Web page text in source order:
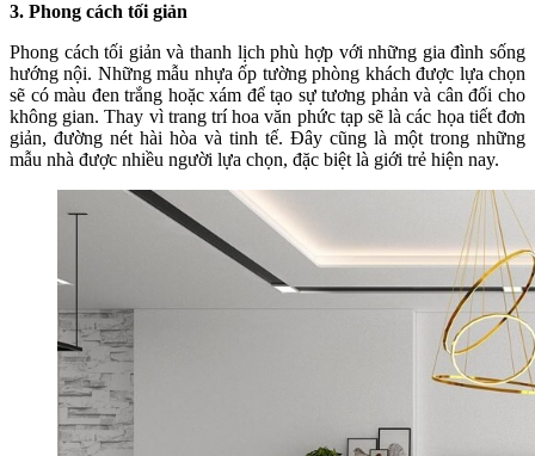
3. Phong cách tối giản
Phong cách tối giản và thanh lịch phù hợp với những gia đình sống
hướng nội. Những mẫu nhựa ốp tường phòng khách được lựa chọn
sẽ có màu đen trắng hoặc xám để tạo sự tương phản và cân đối cho
không gian. Thay vì trang trí hoa văn phức tạp sẽ là các họa tiết đơn
giản, đường nét hài hòa và tinh tế. Đây cũng là một trong những
mẫu nhà được nhiều người lựa chọn, đặc biệt là giới trẻ hiện nay.